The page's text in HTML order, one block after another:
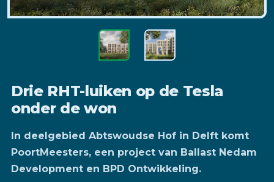
Drie RHT-luiken op de Tesla
onder de won
In deelgebied Abtswoudse Hof in Delft komt
PoortMeesters, een project van Ballast Nedam
Development en BPD Ontwikkeling.